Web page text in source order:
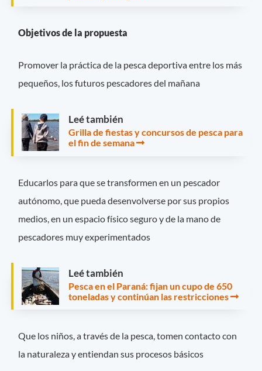
Objetivosde la propuesta
Promover la práctica de la pesca deportiva entre los más
pequeños, los futuros pescadores del mañana
Leé también
Grilla de fiestas y concursos de pesca para
el fin de semana
Educarlos para que se transformen en un pescador
autónomo, que pueda desenvolverse por sus propios
medios, en un espacio físico seguro y de la mano de
pescadores muy experimentados
Leé también
Pesca en el Paraná: fijan un cupo de 650
toneladas y continúan las restricciones
Que los niños, a través de la pesca, tomen contacto con
la naturaleza y entiendan sus procesos básicos